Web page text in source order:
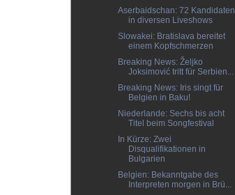
Aserbaidschan: 72 Kandidaten
in diversen Liveshows
Slowakei: Bratislava bereitet
einem Kopfschmerzen
Breaking News: Željko
Joksimović tritt für Serbien...
Breaking News: Iris singt für
Belgien in Baku!
Niederlande: Sechs bis acht
Titel beim Songfestival
In Kürze: Zwei
Disqualifikationen in
Bulgarien
Belgien: Bekanntgabe des
Interpreten morgen in Brü...